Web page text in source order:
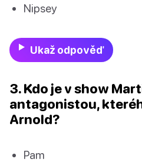
Nipsey
Ukaž odpověď
3. Kdo je v show
antagonistou,
Arnold?
Pam